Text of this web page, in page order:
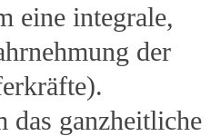
eine integrale,
der
ganzheitliche